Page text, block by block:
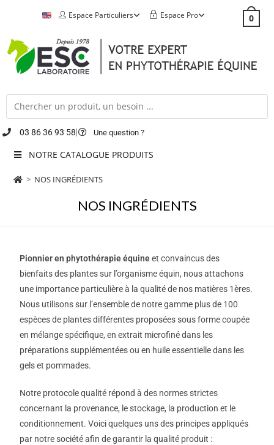
Espace Particuliers Espace Pro 0
03 86 36 93 58 Une question ?
NOTRE CATALOGUE PRODUITS
> NOS INGRÉDIENTS
NOS INGRÉDIENTS
Pionnier en phytothérapie équineet convaincus des
bienfaits des plantes sur l’organisme équin, nous attachons
une importance particulière à la qualité de nos matières 1ères.
Nous utilisons sur l’ensemble de notre gamme plus de 100
espèces de plantes différentes proposées sous forme coupée
en mélange spécifique, en extrait microfiné dans les
préparations supplémentées ou en huile essentielle dans les
gels et pommades.
Notre protocole qualité répond à des normes strictes
concernant la provenance, le stockage, la production et le
conditionnement. Voici quelques uns des principes appliqués
par notre société afin de garantir la qualité produit :